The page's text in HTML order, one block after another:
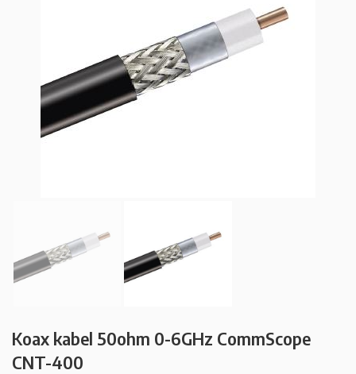
Koax kabel 50ohm 0-6GHz CommScope
CNT-400